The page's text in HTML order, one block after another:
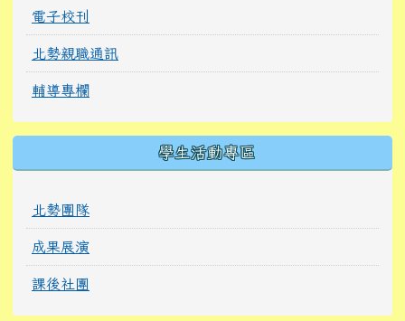
電子校刊
北勢親職通訊
輔導專欄
學生活動專區
北勢團隊
成果展演
課後社團